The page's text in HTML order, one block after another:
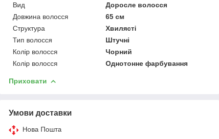
Вид
Доросле волосся
Довжина волосся
65 см
Структура
Хвилясті
Тип волосся
Штучні
Колір волосся
Чорний
Колір волосся
Однотонне фарбування
Приховати
Умови доставки
Нова Пошта